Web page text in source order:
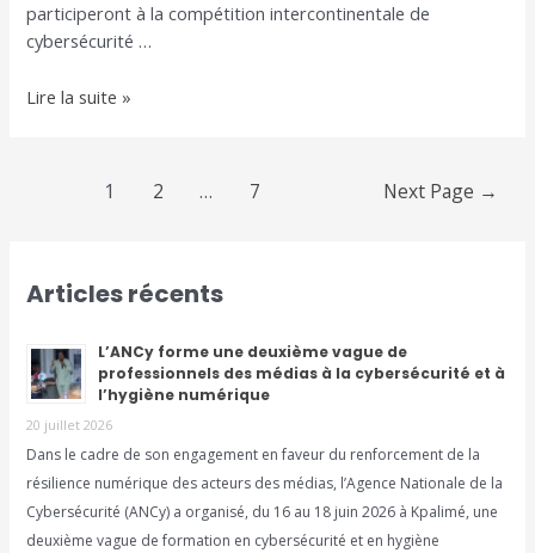
participeront à la compétition intercontinentale de
cybersécurité …
Lire la suite »
1 2 … 7 Next Page →
Articles récents
L’ANCy forme une deuxième vague de
professionnels des médias à la cybersécurité et à
l’hygiène numérique
20 juillet 2026
Dans le cadre de son engagement en faveur du renforcement de la
résilience numérique des acteurs des médias, l’Agence Nationale de la
Cybersécurité (ANCy) a organisé, du 16 au 18 juin 2026 à Kpalimé, une
deuxième vague de formation en cybersécurité et en hygiène